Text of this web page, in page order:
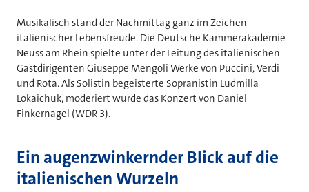
Musikalisch stand der Nachmittag ganz im Zeichen
italienischer Lebensfreude. Die Deutsche Kammerakademie
Neuss am Rhein spielte unter der Leitung des italienischen
Gastdirigenten Giuseppe Mengoli Werke von Puccini, Verdi
und Rota. Als Solistin begeisterte Sopranistin Ludmilla
Lokaichuk, moderiert wurde das Konzert von Daniel
Finkernagel (WDR 3).
Ein augenzwinkernder Blick auf die
italienischen Wurzeln